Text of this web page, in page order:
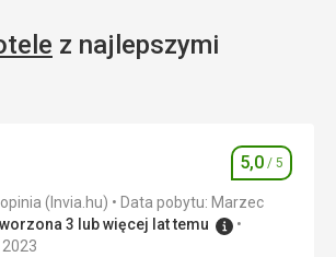
z najlepszymi
Ocena
5,0 / 5
Zweryfikowana opinia (Invia.hu)
Data pobytu: Marzec
3 lub więcej lat temu